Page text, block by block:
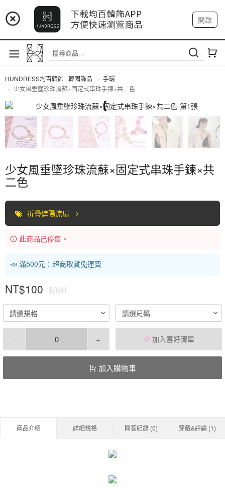
📢 市集預告：9/4-9/6 淡水捷運站
📢 市集預告：9/12-9/13 八里海巡基地
📢 市集預告：8/22-8/23 桃園青埔置地廣場
開啟
註冊 我的帳戶
HUNDRESS均百韓飾 | 韓國飾品
手環
少女風垂墜珍珠流蘇×固定式串珠手鍊×共二色
手環
少女風垂墜珍珠流蘇×固定式串珠手鍊×共
二色
折疊遮陽涼扇
此商品己停售。
📣 滿500元：超商取貨免運費
NT$100 $390
請選規格 請選尺碼
- + 加入喜好清單
加入購物車
商品介紹 詳細規格 問答紀錄 (0) 穿戴&評論 (1)